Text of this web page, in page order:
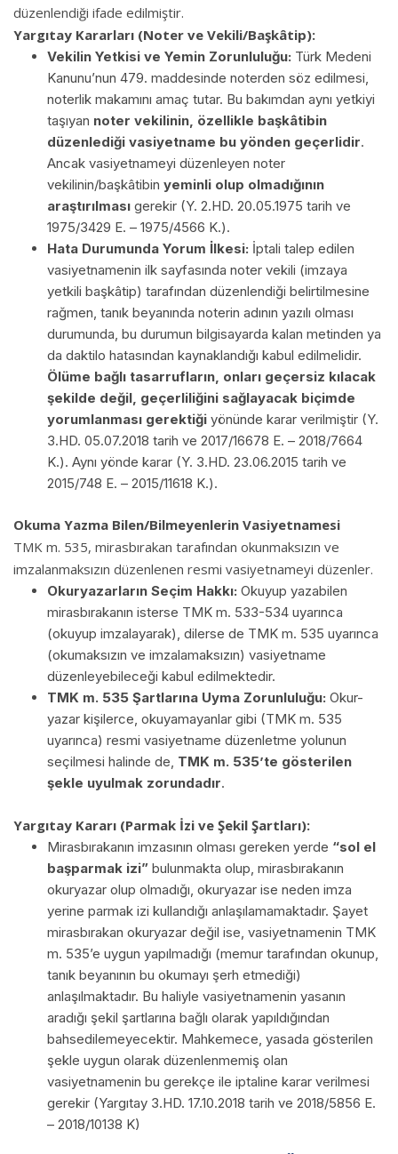
düzenlendiği ifade edilmiştir.
Yargıtay Kararları (Noter ve Vekili/Başkâtip):
Vekilin Yetkisi ve Yemin Zorunluluğu: Türk Medeni
Kanunu’nun 479. maddesinde noterden söz edilmesi,
noterlik makamını amaç tutar. Bu bakımdan aynı yetkiyi
taşıyan noter vekilinin, özellikle başkâtibin
düzenlediği vasiyetname bu yönden geçerlidir.
Ancak vasiyetnameyi düzenleyen noter
vekilinin/başkâtibin yeminli olup olmadığının
araştırılmasıgerekir (Y. 2.HD. 20.05.1975 tarih ve
1975/3429 E. – 1975/4566 K.).
Hata Durumunda Yorum İlkesi: İptali talep edilen
vasiyetnamenin ilk sayfasında noter vekili (imzaya
yetkili başkâtip) tarafından düzenlendiği belirtilmesine
rağmen, tanık beyanında noterin adının yazılı olması
durumunda, bu durumun bilgisayarda kalan metinden ya
da daktilo hatasından kaynaklandığı kabul edilmelidir.
Ölüme bağlı tasarrufların, onları geçersiz kılacak
şekilde değil, geçerliliğini sağlayacak biçimde
yorumlanması gerektiğiyönünde karar verilmiştir (Y.
3.HD. 05.07.2018 tarih ve 2017/16678 E. – 2018/7664
K.). Aynı yönde karar (Y. 3.HD. 23.06.2015 tarih ve
2015/748 E. – 2015/11618 K.).
Okuma Yazma Bilen/Bilmeyenlerin Vasiyetnamesi
TMK m. 535, mirasbırakan tarafından okunmaksızın ve
imzalanmaksızın düzenlenen resmi vasiyetnameyi düzenler.
Okuryazarların Seçim Hakkı: Okuyup yazabilen
mirasbırakanın isterse TMK m. 533-534 uyarınca
(okuyup imzalayarak), dilerse de TMK m. 535 uyarınca
(okumaksızın ve imzalamaksızın) vasiyetname
düzenleyebileceği kabul edilmektedir.
TMK m. 535 Şartlarına Uyma Zorunluluğu: Okur-
yazar kişilerce, okuyamayanlar gibi (TMK m. 535
uyarınca) resmi vasiyetname düzenletme yolunun
seçilmesi halinde de, TMK m. 535’te gösterilen
şekle uyulmak zorundadır.
Yargıtay Kararı (Parmak İzi ve Şekil Şartları):
Mirasbırakanın imzasının olması gereken yerde “sol el
başparmak izi”bulunmakta olup, mirasbırakanın
okuryazar olup olmadığı, okuryazar ise neden imza
yerine parmak izi kullandığı anlaşılamamaktadır. Şayet
mirasbırakan okuryazar değil ise, vasiyetnamenin TMK
m. 535’e uygun yapılmadığı (memur tarafından okunup,
tanık beyanının bu okumayı şerh etmediği)
anlaşılmaktadır. Bu haliyle vasiyetnamenin yasanın
aradığı şekil şartlarına bağlı olarak yapıldığından
bahsedilemeyecektir. Mahkemece, yasada gösterilen
şekle uygun olarak düzenlenmemiş olan
vasiyetnamenin bu gerekçe ile iptaline karar verilmesi
gerekir (Yargıtay 3.HD. 17.10.2018 tarih ve 2018/5856 E.
– 2018/10138 K)